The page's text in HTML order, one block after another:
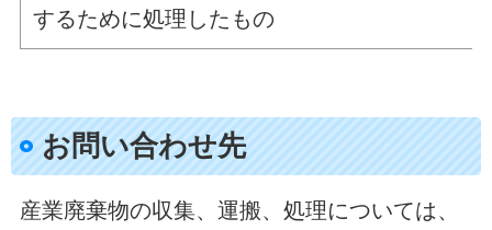
するために処理したもの
お問い合わせ先
産業廃棄物の収集、運搬、処理については、